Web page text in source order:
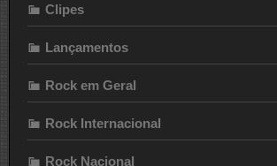
Clipes
Lançamentos
Rock em Geral
Rock Internacional
Rock Nacional